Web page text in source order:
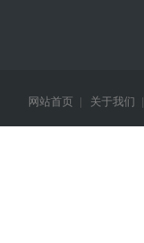
网站首页 关于我们